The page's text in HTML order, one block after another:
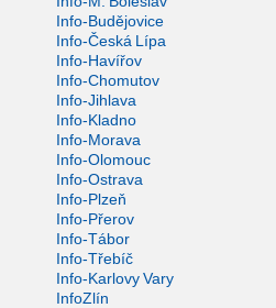
Info-Budějovice
Info-Česká Lípa
Info-Havířov
Info-Chomutov
Info-Jihlava
Info-Kladno
Info-Morava
Info-Olomouc
Info-Ostrava
Info-Plzeň
Info-Přerov
Info-Tábor
Info-Třebíč
Info-Karlovy Vary
InfoZlín